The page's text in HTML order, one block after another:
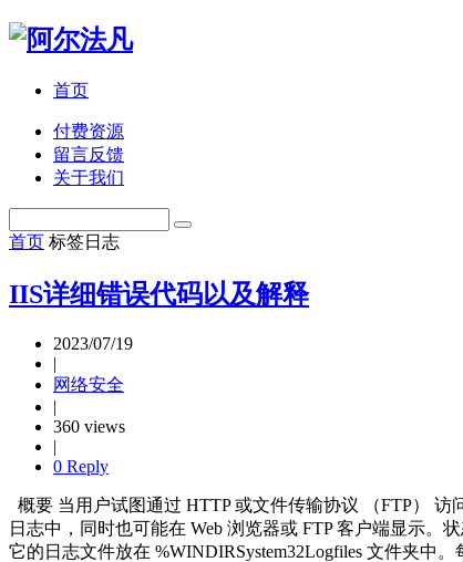
首页
付费资源
留言反馈
关于我们
首页 标签日志
IIS详细错误代码以及解释
2023/07/19
|
网络安全
|
360 views
|
0 Reply
概要 当用户试图通过 HTTP 或文件传输协议 （FTP）
日志中，同时也可能在 Web 浏览器或 FTP 客户端显示
它的日志文件放在 %WINDIRSystem32Logfiles 文件夹中